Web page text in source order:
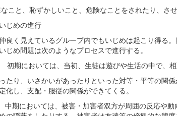
こと、恥ずかしいこと、危険なことをされたり、
じめの進行
良く見えているグループ内でもいじめは起こり得る
じめ問題は次のようなプロセスで進行する。
初期においては、当初、生徒は遊びや生活の中で、
たり、いさかいがあったりといった対等・平等の関
化し、支配・服従の関係ができてくる。
中期においては、被害・加害者双方が周囲の反応や